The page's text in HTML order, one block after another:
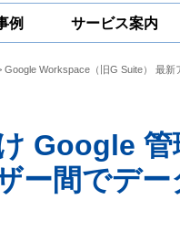
一答 コラム
例 サービス案内
Google
Google Workspace（旧G Suite） 最新
Google 管
ー間でデ